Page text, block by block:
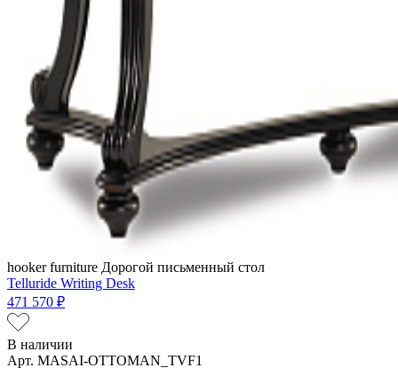
hooker furniture Дорогой письменный стол
Telluride Writing Desk
471 570 ₽
В наличии
Арт. MASAI-OTTOMAN_TVF1